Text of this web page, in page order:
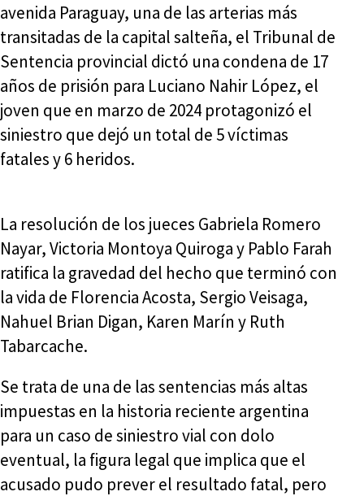
avenida Paraguay, una de las arterias más
transitadas de la capital salteña, el Tribunal de
Sentencia provincial dictó una condena de 17
años de prisión para Luciano Nahir López, el
joven que en marzo de 2024 protagonizó el
siniestro que dejó un total de 5 víctimas
fatales y 6 heridos.
La resolución de los jueces Gabriela Romero
Nayar, Victoria Montoya Quiroga y Pablo Farah
ratifica la gravedad del hecho que terminó con
la vida de Florencia Acosta, Sergio Veisaga,
Nahuel Brian Digan, Karen Marín y Ruth
Tabarcache.
Se trata de una de las sentencias más altas
impuestas en la historia reciente argentina
para un caso de siniestro vial con dolo
eventual, la figura legal que implica que el
acusado pudo prever el resultado fatal, pero